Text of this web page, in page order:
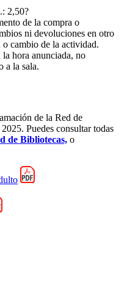
2,50?
de la compra o
ni devoluciones en otro
cambio de la actividad.
la hora anunciada, no
a la sala.
de la Red de
Puedes consultar todas
de Bibliotecas, o